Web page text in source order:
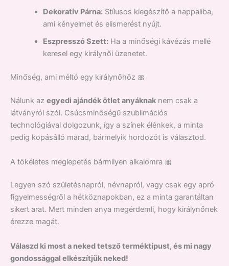
Dekoratív Párna:Stílusos kiegészítő a nappaliba,
ami kényelmet és elismerést nyújt.
Eszpresszó Szett:Ha a minőségi kávézás mellé
keresel egy királynői üzenetet.
Minőség, ami méltó egy királynőhöz 🎀
Nálunk az egyedi ajándék ötlet anyáknak nem csak a
látványról szól. Csúcsminőségű szublimációs
technológiával dolgozunk, így a színek élénkek, a minta
pedig kopásálló marad, bármelyik hordozót is választod.
A tökéletes meglepetés bármilyen alkalomra 🎀
Legyen szó születésnapról, névnapról, vagy csak egy apró
figyelmességről a hétköznapokban, ez a minta garantáltan
sikert arat. Mert minden anya megérdemli, hogy királynőnek
érezze magát.
Válaszd ki most a neked tetsző terméktípust, és mi nagy
gondossággal elkészítjük neked!